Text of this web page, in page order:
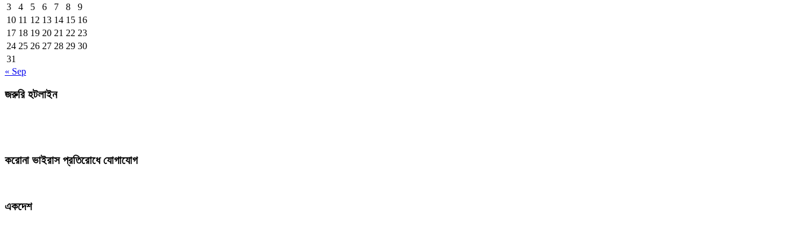
3
4 5 6 7 8
9
10 11 12 13 14 15 16
17 18 19 20 21 22 23
24 25 26 27 28 29 30
31
« Sep
জরুরি হটলাইন
করোনা ভাইরাস প্রতিরোধে যোগাযোগ
একদেশ